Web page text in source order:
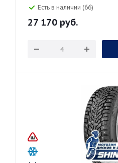
Есть в наличии (66)
27 170 руб.